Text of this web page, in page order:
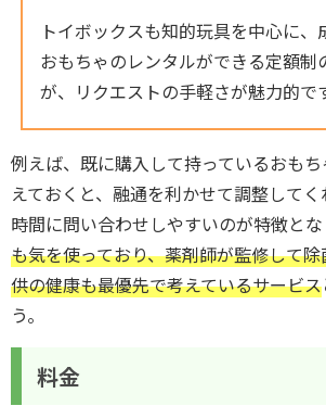
トイボックスも知的玩具を中心に、
おもちゃのレンタルができる定額制
が、リクエストの手軽さが魅力的で
例えば、既に購入して持っているおも
えておくと、融通を利かせて調整して
時間に問い合わせしやすいのが特徴とな
も気を使っており、薬剤師が監修して
供の健康も最優先で考えているサービス
う。
料金